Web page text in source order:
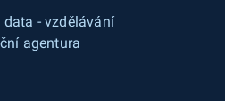
data - vzdělávání
agentura